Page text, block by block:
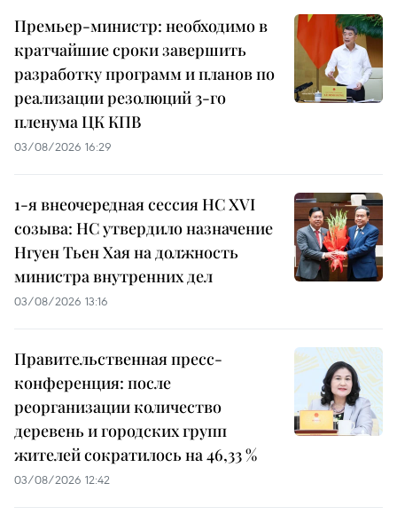
Премьер-министр: необходимо в
кратчайшие сроки завершить
разработку программ и планов по
реализации резолюций 3-го
пленума ЦК КПВ
03/08/2026 16:29
1-я внеочередная сессия НС XVI
созыва: НС утвердило назначение
Нгуен Тьен Хая на должность
министра внутренних дел
03/08/2026 13:16
Правительственная пресс-
конференция: после
реорганизации количество
деревень и городских групп
жителей сократилось на 46,33 %
03/08/2026 12:42